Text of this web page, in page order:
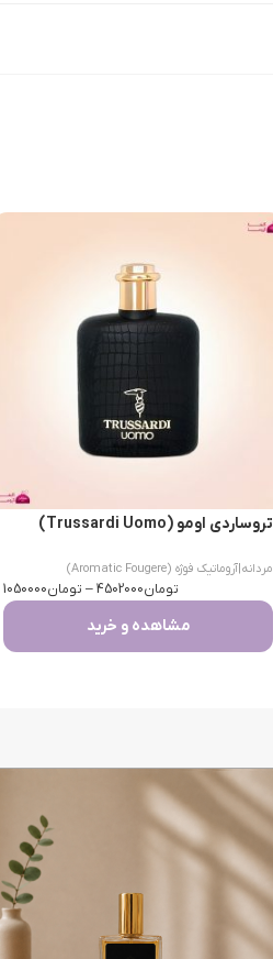
تروساردی اومو (Trussardi Uomo)
مردانه|آروماتیک فوژه (Aromatic Fougere)
تومان4502000
– تومان1050000
مشاهده و خرید